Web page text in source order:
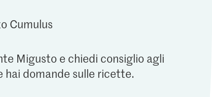
Cumulus
Migusto e chiedi consiglio agli
hai domande sulle ricette.